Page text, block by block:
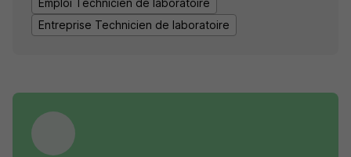
Emploi Technicien de laboratoire
Entreprise Technicien de laboratoire